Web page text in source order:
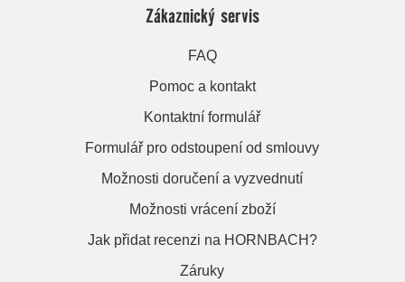
Zákaznický servis
FAQ
Pomoc a kontakt
Kontaktní formulář
Formulář pro odstoupení od smlouvy
Možnosti doručení a vyzvednutí
Možnosti vrácení zboží
Jak přidat recenzi na HORNBACH?
Záruky